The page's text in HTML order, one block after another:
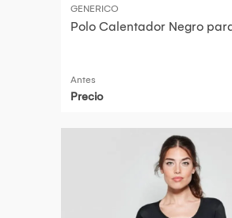
GENERICO
Polo Calentador Negro
Antes
Precio